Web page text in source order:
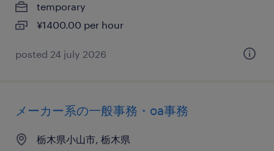
temporary
¥1400.00 per hour
posted 24 july 2026
メーカー系の一般事務・oa事務
栃木県小山市, 栃木県